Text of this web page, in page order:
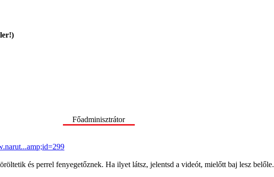
Főadminisztrátor
és perrel fenyegetőznek. Ha ilyet látsz, jelentsd a videót, mielőtt baj lesz belőle.